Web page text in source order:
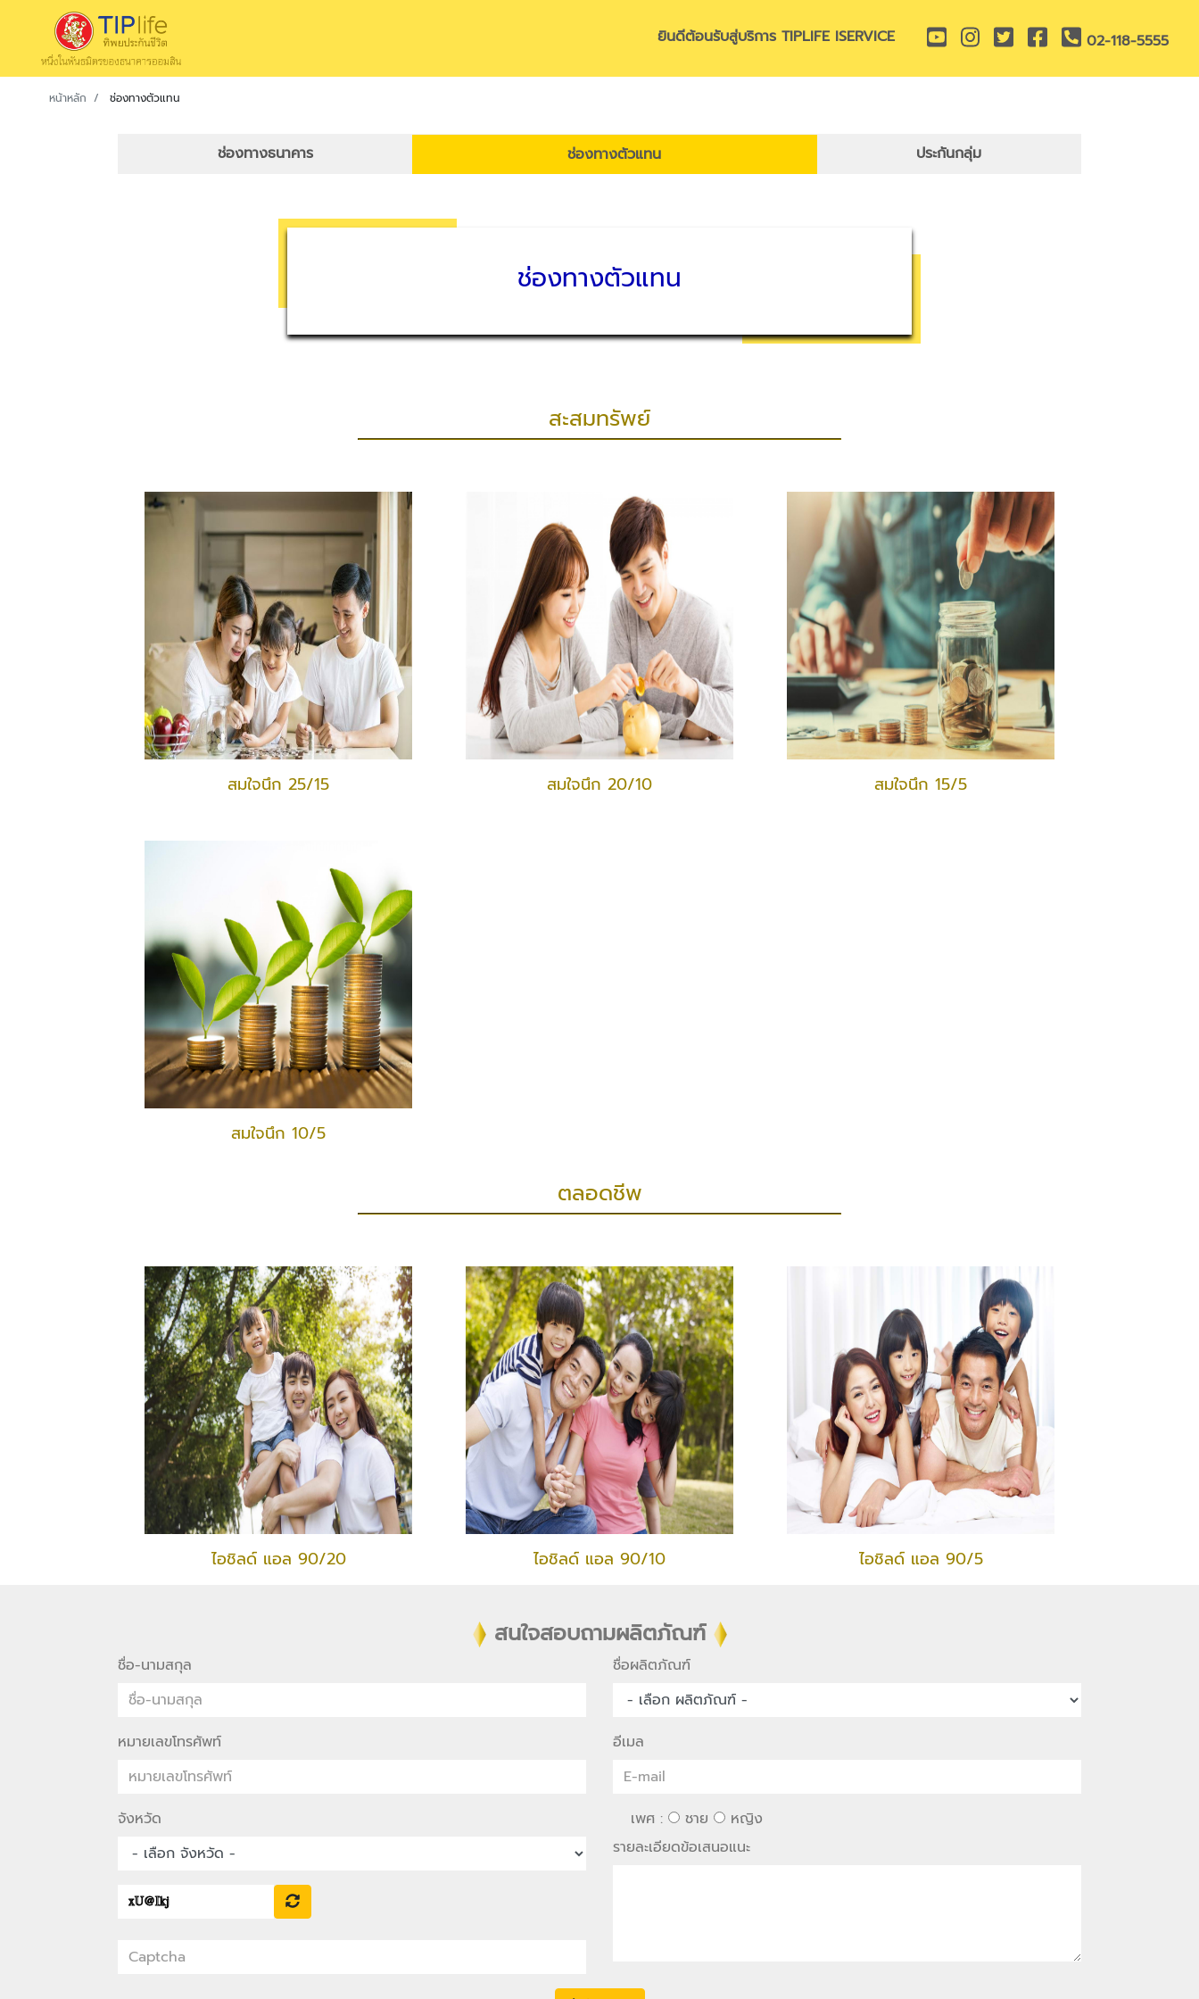
ยินดีต้อนรับสู่บริการ TIPLIFE ISERVICE 02-118-5555
หน้าหลัก ช่องทางตัวแทน
ช่องทางธนาคาร ช่องทางตัวแทน ประกันกลุ่ม
ช่องทางตัวแทน
สะสมทรัพย์
สมใจนึก 25/15 สมใจนึก 20/10 สมใจนึก 15/5
สมใจนึก 10/5
ตลอดชีพ
ไอชิลด์ แอล 90/20 ไอชิลด์ แอล 90/10 ไอชิลด์ แอล 90/5
สนใจสอบถามผลิตภัณฑ์
ชื่อ-นามสกุล
หมายเลขโทรศัพท์
จังหวัด
ชื่อผลิตภัณฑ์
อีเมล
เพศ : ชาย
หญิง
รายละเอียดข้อเสนอแนะ